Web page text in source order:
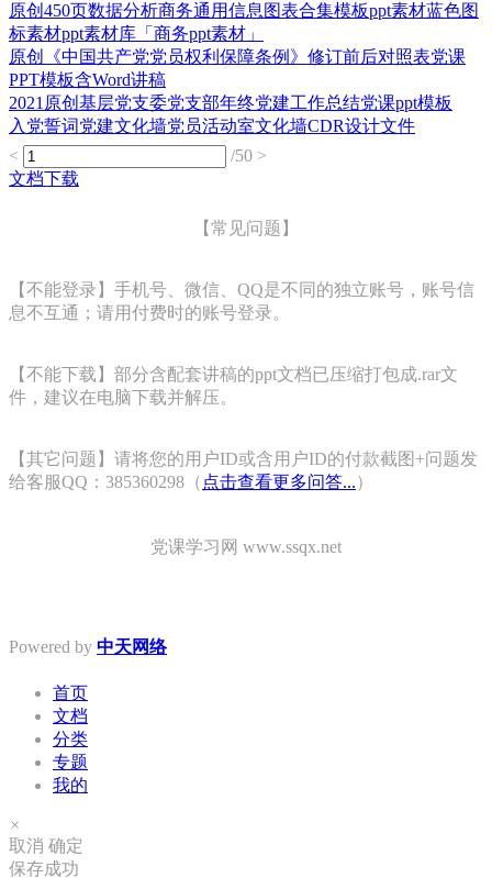
原创450页数据分析商务通用信息图表合集模板ppt素材蓝色图
标素材ppt素材库「商务ppt素材」
原创《中国共产党党员权利保障条例》修订前后对照表党课
PPT模板含Word讲稿
2021原创基层党支委党支部年终党建工作总结党课ppt模板
入党誓词党建文化墙党员活动室文化墙CDR设计文件
<
/50 >
文档下载
【常见问题】
【不能登录】手机号、微信、QQ是不同的独立账号，账号信
息不互通；请用付费时的账号登录。
【不能下载】部分含配套讲稿的ppt文档已压缩打包成.rar文
件，建议在电脑下载并解压。
【其它问题】请将您的用户ID或含用户ID的付款截图+问题发
给客服QQ：385360298（ 点击查看更多问答...）
党课学习网 www.ssqx.net
Powered by 中天网络
首页
文档
分类
专题
我的
×
取消 确定
保存成功